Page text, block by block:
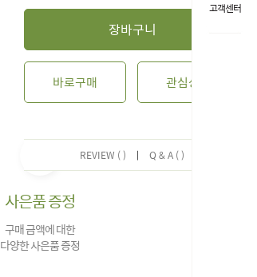
고객센터
사은품 증정
구매 금액에 대한
다양한 사은품 증정
장바구니
바로구매 관심상품
REVIEW ( ) | Q & A ( )